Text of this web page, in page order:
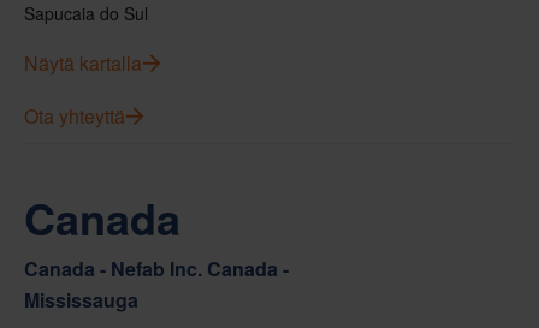
Sapucaia do Sul
Näytä kartalla
Ota yhteyttä
Canada
Canada - Nefab Inc. Canada -
Mississauga